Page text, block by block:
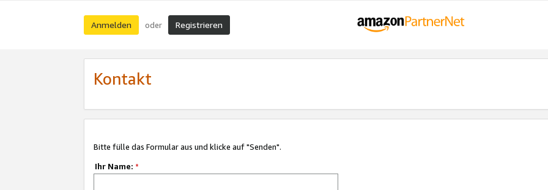
Anmelden oder Registrieren
Kontakt
Bitte fülle das Formular aus und klicke auf "Senden".
Ihr Name: *